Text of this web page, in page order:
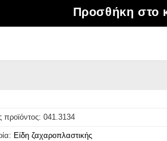
Προσθήκη στο
προϊόντος: 041.3134
Είδη ζαχαροπλαστικής